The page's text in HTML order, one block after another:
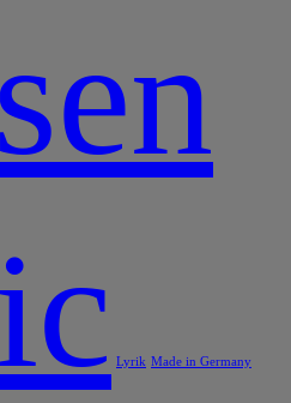
Lyrik Made in Germany